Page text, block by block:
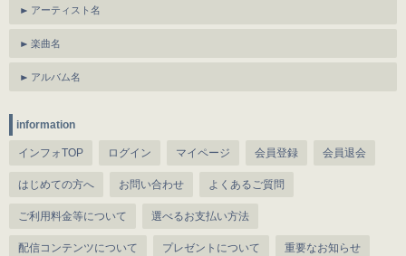
アーティスト名
楽曲名
アルバム名
information
インフォTOP ログイン マイページ 会員登録 会員退会
はじめての方へ お問い合わせ よくあるご質問
ご利用料金等について 選べるお支払い方法
配信コンテンツについて プレゼントについて 重要なお知らせ